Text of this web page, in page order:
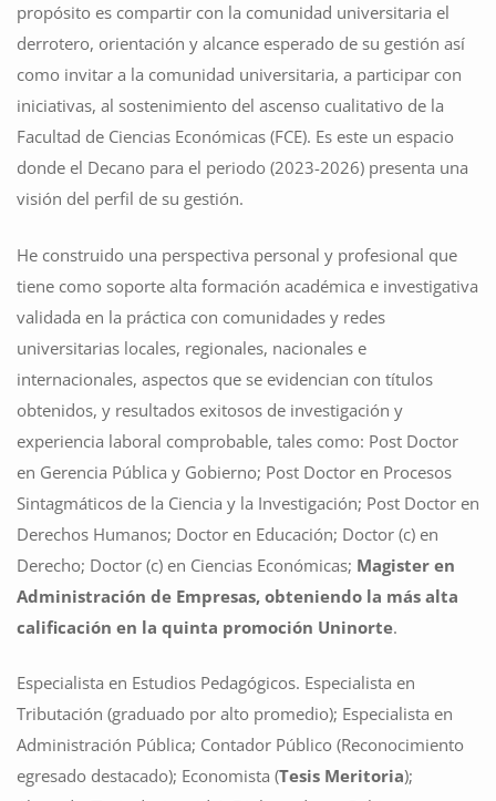
propósito es compartir con la comunidad universitaria el
derrotero, orientación y alcance esperado de su gestión así
como invitar a la comunidad universitaria, a participar con
iniciativas, al sostenimiento del ascenso cualitativo de la
Facultad de Ciencias Económicas (FCE). Es este un espacio
donde el Decano para el periodo (2023-2026) presenta una
visión del perfil de su gestión.
He construido una perspectiva personal y profesional que
tiene como soporte alta formación académica e investigativa
validada en la práctica con comunidades y redes
universitarias locales, regionales, nacionales e
internacionales, aspectos que se evidencian con títulos
obtenidos, y resultados exitosos de investigación y
experiencia laboral comprobable, tales como: Post Doctor
en Gerencia Pública y Gobierno; Post Doctor en Procesos
Sintagmáticos de la Ciencia y la Investigación; Post Doctor en
Derechos Humanos; Doctor en Educación; Doctor (c) en
Derecho; Doctor (c) en Ciencias Económicas; Magister en
Administración de Empresas, obteniendo la más alta
calificación en la quinta promoción Uninorte.
Especialista en Estudios Pedagógicos. Especialista en
Tributación (graduado por alto promedio); Especialista en
Administración Pública; Contador Público (Reconocimiento
egresado destacado); Economista (Tesis Meritoria);